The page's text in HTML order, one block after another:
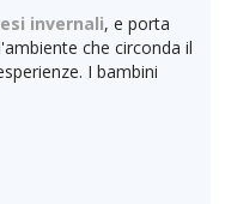
invernali, e porta
che circonda il
I bambini